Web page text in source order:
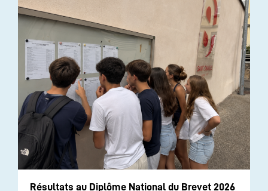
Résultats au Diplôme National du Brevet 2026